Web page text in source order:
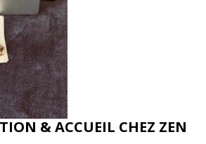
& ACCUEIL CHEZ ZEN